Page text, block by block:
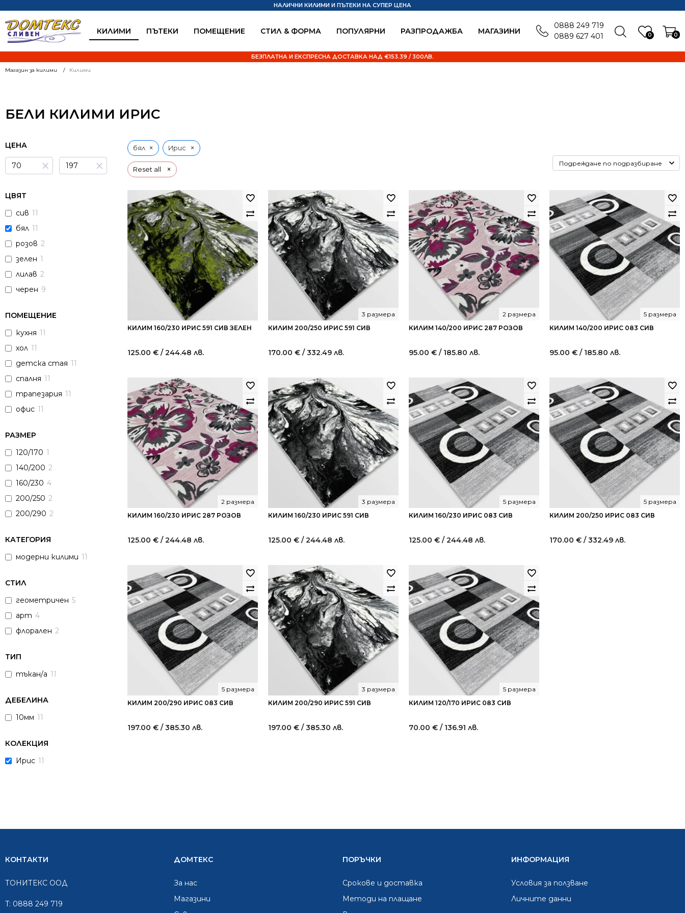
КИЛИМИ ПЪТЕКИ ПОМЕЩЕНИЕ СТИЛ & ФОРМА ПОПУЛЯРНИ РАЗПРОДАЖБА MАГАЗИНИ 0 0
НАЛИЧНИ КИЛИМИ И ПЪТЕКИ НА СУПЕР ЦЕНА
БЕЗПЛАТНА И ЕКСПРЕСНА ДОСТАВКА НАД €153.39 / 300ЛВ.
0888 249 719
0889 627 401
Магазин за килими Килими
БЕЛИ КИЛИМИ ИРИС
ЦЕНА
× ×
ЦВЯТ
сив 11
бял 11
розов 2
зелен 1
лилав 2
черен 9
ПОМЕЩЕНИЕ
кухня 11
хол 11
детска стая 11
спалня 11
трапезария 11
офис 11
РАЗМЕР
120/170 1
140/200 2
160/230 4
200/250 2
200/290 2
КАТЕГОРИЯ
модерни килими 11
СТИЛ
геометричен 5
арт 4
флорален 2
ТИП
тъкан/а 11
ДЕБЕЛИНА
10мм 11
КОЛЕКЦИЯ
Ирис 11
Reset all ×
бял × Ирис ×
КИЛИМ 160/230 ИРИС 591 СИВ ЗЕЛЕН
125.00 € / 244.48 лв.
КИЛИМ 200/250 ИРИС 591 СИВ
3 размера
170.00 € / 332.49 лв.
КИЛИМ 140/200 ИРИС 287 РОЗОВ
2 размера
95.00 € / 185.80 лв.
КИЛИМ 140/200 ИРИС 083 СИВ
5 размера
95.00 € / 185.80 лв.
КИЛИМ 160/230 ИРИС 287 РОЗОВ
2 размера
125.00 € / 244.48 лв.
КИЛИМ 160/230 ИРИС 591 СИВ
3 размера
125.00 € / 244.48 лв.
КИЛИМ 160/230 ИРИС 083 СИВ
5 размера
125.00 € / 244.48 лв.
КИЛИМ 200/250 ИРИС 083 СИВ
5 размера
170.00 € / 332.49 лв.
КИЛИМ 200/290 ИРИС 083 СИВ
5 размера
197.00 € / 385.30 лв.
КИЛИМ 200/290 ИРИС 591 СИВ
3 размера
197.00 € / 385.30 лв.
КИЛИМ 120/170 ИРИС 083 СИВ
5 размера
70.00 € / 136.91 лв.
КОНТАКТИ
ТОНИТЕКС ООД
T: 0888 249 719
ДОМТЕКС
За нас
Mагазини
ПОРЪЧКИ
Срокове и доставка
Методи на плащане
ИНФОРМАЦИЯ
Условия за ползване
Личните данни